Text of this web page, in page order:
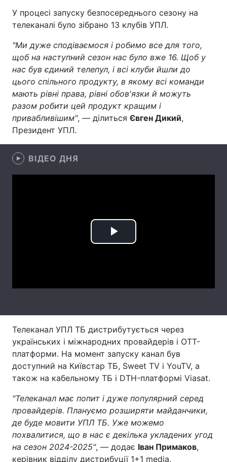
Цікавинки Погода
Лонгріди
Відео з Youtube Статті
Інтерв'ю Думки
Архів
Контакти
Тема оформлення
У процесі запуску безпосереднього сезону на
телеканалі було зібрано 13 клубів УПЛ.
"Ми дуже сподіваємося і робимо все для того,
щоб на наступний сезон нас було вже 16. Щоб у
нас був єдиний телепул, і всі клуби йшли до
цього спільного продукту, в якому всі команди
мають рівні права, рівні обов'язки й можуть
разом робити цей продукт кращим і
привабливішим", — ділиться Євген Дикий,
Президент УПЛ.
ВІДЕО ДНЯ
Play
Телеканал УПЛ ТБ дистрибутується через
українських і міжнародних провайдерів і ОТТ-
платформи. На момент запуску канал був
доступний на Київстар ТБ, Sweet TV і YouTV, а
також на кабельному ТБ і DTH-платформі Viasat.
"Телеканал має попит і дуже популярний серед
провайдерів. Плануємо розширяти майданчики,
де буде мовити УПЛ ТБ. Уже можемо
похвалитися, що в нас є декілька укладених угод
на сезон 2024-2025", — додає Іван Примаков,
керівник відділу дистрибуції 1+1 media.